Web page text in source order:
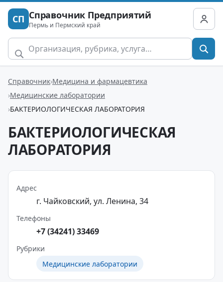
СП Справочник Предприятий
Пермь и Пермский край
Справочник Медицина и фармацевтика
Медицинские лаборатории
БАКТЕРИОЛОГИЧЕСКАЯ ЛАБОРАТОРИЯ
БАКТЕРИОЛОГИЧЕСКАЯ
ЛАБОРАТОРИЯ
Адрес
г. Чайковский, ул. Ленина, 34
Телефоны
+7 (34241) 33469
Рубрики
Медицинские лаборатории